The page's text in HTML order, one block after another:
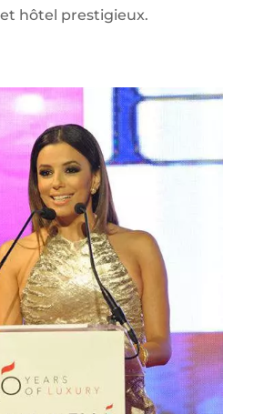
hôtel prestigieux.